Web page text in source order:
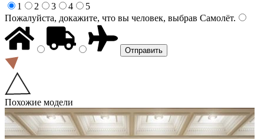
1
2 3 4
5
Пожалуйста, докажите, что вы человек, выбрав Самолёт.
Похожие модели